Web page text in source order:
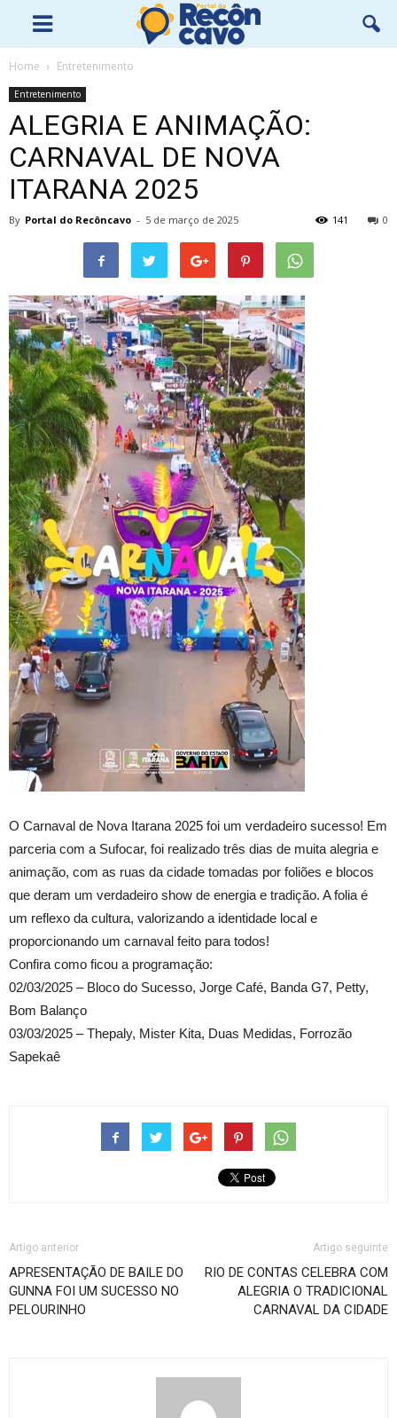
Home Entretenimento
Entretenimento
ALEGRIA E ANIMAÇÃO:
CARNAVAL DE NOVA
ITARANA 2025
By Portal do Recôncavo - 5 de março de 2025 0
141
O Carnaval de Nova Itarana 2025 foi um verdadeiro sucesso! Em
parceria com a Sufocar, foi realizado três dias de muita alegria e
animação, com as ruas da cidade tomadas por foliões e blocos
que deram um verdadeiro show de energia e tradição. A folia é
um reflexo da cultura, valorizando a identidade local e
proporcionando um carnaval feito para todos!
Confira como ficou a programação:
02/03/2025 – Bloco do Sucesso, Jorge Café, Banda G7, Petty,
Bom Balanço
03/03/2025 – Thepaly, Mister Kita, Duas Medidas, Forrozão
Sapekaê
Artigo anterior
APRESENTAÇÃO DE BAILE DO
GUNNA FOI UM SUCESSO NO
PELOURINHO
Artigo seguinte
RIO DE CONTAS CELEBRA COM
ALEGRIA O TRADICIONAL
CARNAVAL DA CIDADE